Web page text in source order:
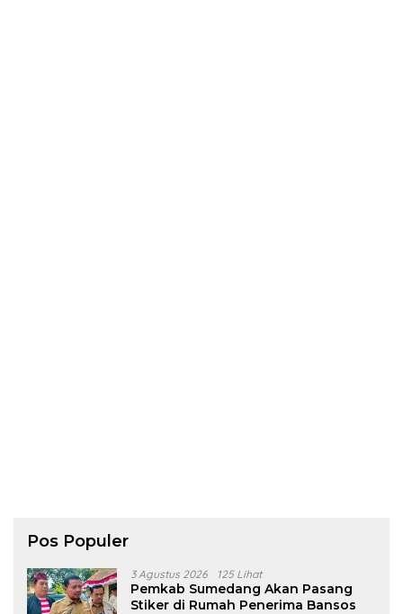
Pos Populer
3 Agustus 2026 125 Lihat
Pemkab Sumedang Akan Pasang
Stiker di Rumah Penerima Bansos